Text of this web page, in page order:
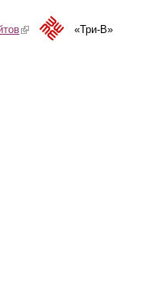
(link is external)«Три-В»